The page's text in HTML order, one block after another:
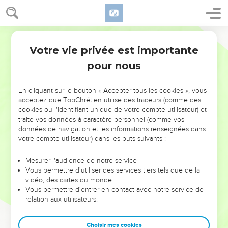
NE MANQUEZ PAS L’ÉVÉNEMENT
DE L’ANNÉE !
ET SI LEURS ERREURS POUVAIENT VOUS ÉVITER LES
VOTRES ?
leur foi ou leur vision. Mais on voit moins les doutes, les erreurs
et les saisons difficiles qu'ils ont traversés, alors même que ce
sont elles qui les ont façonnés.
Dans cette conférence, leaders, entrepreneurs, et responsables
clés pour avancer avec plus de sagesse afin que leurs erreurs
Votre vie privée est importante
pour nous
En cliquant sur le bouton « Accepter tous les cookies », vous
acceptez que TopChrétien utilise des traceurs (comme des
cookies ou l'identifiant unique de votre compte utilisateur) et
traite vos données à caractère personnel (comme vos
données de navigation et les informations renseignées dans
votre compte utilisateur) dans les buts suivants :
Mesurer l'audience de notre service
Vous permettre d'utiliser des services tiers tels que de la
vidéo, des cartes du monde…
Vous permettre d'entrer en contact avec notre service de
relation aux utilisateurs.
Choisir mes cookies